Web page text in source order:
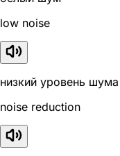
low noise
низкий уровень шума
noise reduction